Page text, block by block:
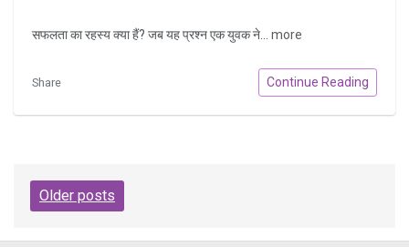
सफलता का रहस्य क्या हैं? जब यह प्रश्न एक युवक ने... more
Share Continue Reading
Posts
navigation
Older posts